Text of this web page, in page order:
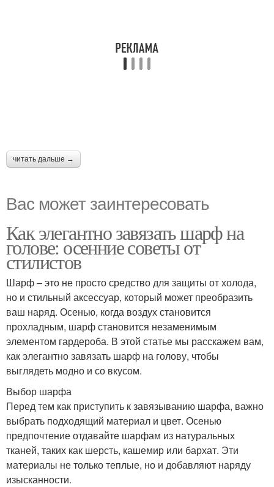
читать дальше →
Вас может заинтересовать
Как элегантно завязать шарф на
голове: осенние советы от
стилистов
Шарф – это не просто средство для защиты от холода,
но и стильный аксессуар, который может преобразить
ваш наряд. Осенью, когда воздух становится
прохладным, шарф становится незаменимым
элементом гардероба. В этой статье мы расскажем вам,
как элегантно завязать шарф на голову, чтобы
выглядеть модно и со вкусом.
Выбор шарфа
Перед тем как приступить к завязыванию шарфа, важно
выбрать подходящий материал и цвет. Осенью
предпочтение отдавайте шарфам из натуральных
тканей, таких как шерсть, кашемир или бархат. Эти
материалы не только теплые, но и добавляют наряду
изысканности.